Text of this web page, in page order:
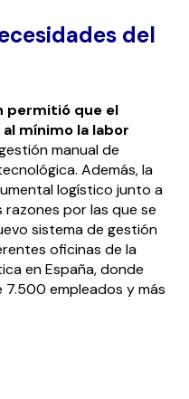
del
permitió que el
mínimo la labor
manual de
Además, la
logístico junto a
por las que se
sistema de gestión
oficinas de la
en España, donde
empleados y más